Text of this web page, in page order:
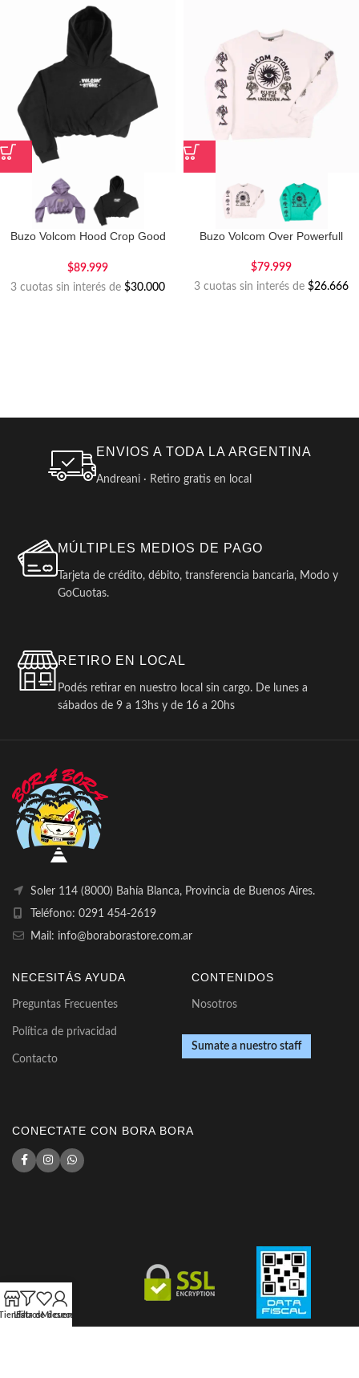
Buzo Volcom Hood Crop Good
$89.999
3 cuotas sin interés de $30.000
Buzo Volcom Over Powerfull
$79.999
3 cuotas sin interés de $26.666
ENVIOS A TODA LA ARGENTINA
Andreani · Retiro gratis en local
MÚLTIPLES MEDIOS DE PAGO
Tarjeta de crédito, débito, transferencia bancaria, Modo y
GoCuotas.
RETIRO EN LOCAL
Podés retirar en nuestro local sin cargo. De lunes a
sábados de 9 a 13hs y de 16 a 20hs
Soler 114 (8000) Bahía Blanca, Provincia de Buenos Aires.
Teléfono: 0291 454-2619
Mail: info@boraborastore.com.ar
NECESITÁS AYUDA
Preguntas Frecuentes
Política de privacidad
Contacto
CONTENIDOS
Nosotros
Sumate a nuestro staff
CONECTATE CON BORA BORA
Filtros
Lista de deseos
Mi cuenta